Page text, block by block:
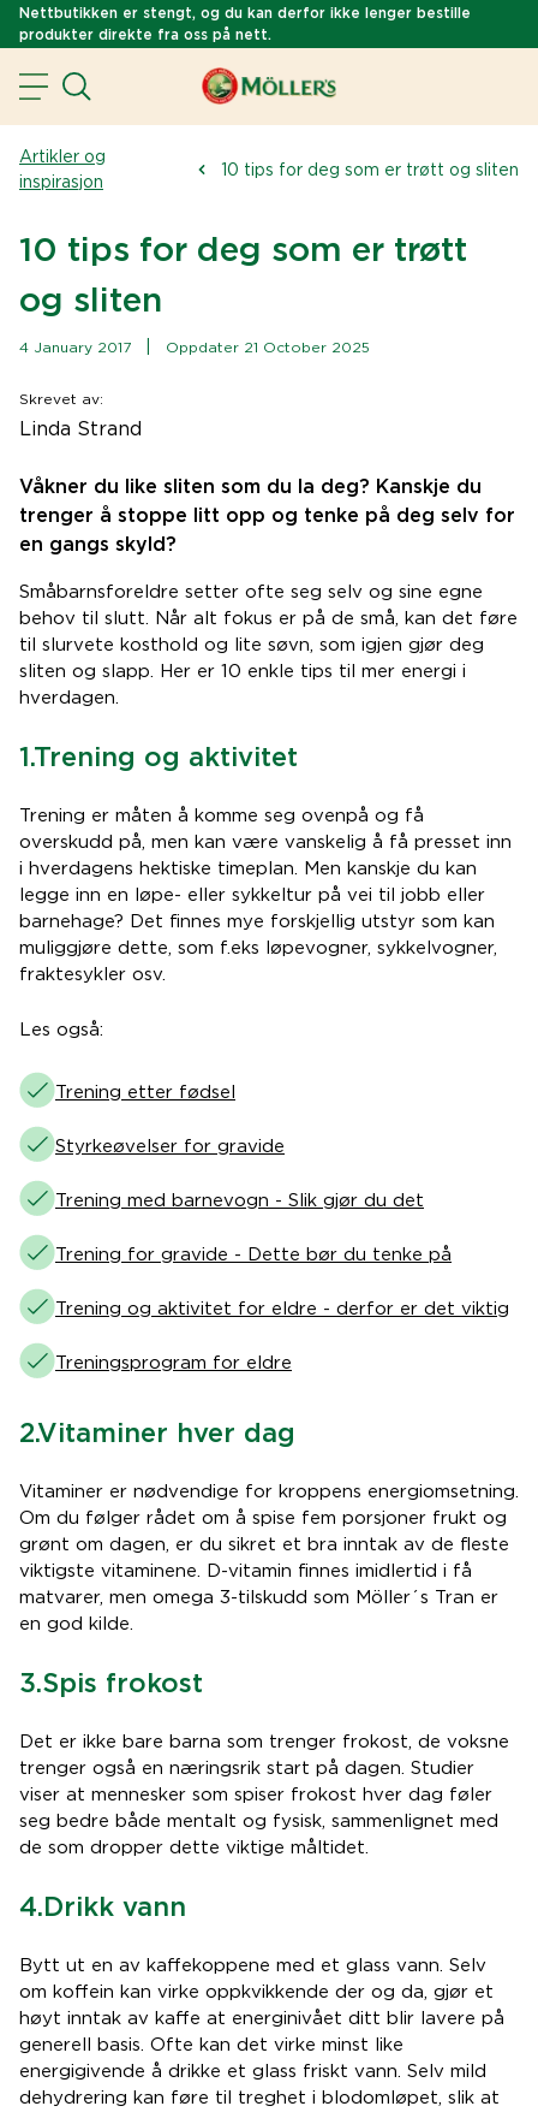
Nettbutikken er stengt, og du kan derfor ikke lenger bestille
produkter direkte fra oss på nett.
Artikler og
inspirasjon
10 tips for deg som er trøtt og sliten
10 tips for deg som er trøtt
og sliten
4 January 2017 Oppdater 21 October 2025
Skrevet av:
Linda Strand
Våkner du like sliten som du la deg? Kanskje du
trenger å stoppe litt opp og tenke på deg selv for
en gangs skyld?
Småbarnsforeldre setter ofte seg selv og sine egne
behov til slutt. Når alt fokus er på de små, kan det føre
til slurvete kosthold og lite søvn, som igjen gjør deg
sliten og slapp. Her er 10 enkle tips til mer energi i
hverdagen.
1.Trening og aktivitet
Trening er måten å komme seg ovenpå og få
overskudd på, men kan være vanskelig å få presset inn
i hverdagens hektiske timeplan. Men kanskje du kan
legge inn en løpe- eller sykkeltur på vei til jobb eller
barnehage? Det finnes mye forskjellig utstyr som kan
muliggjøre dette, som f.eks løpevogner, sykkelvogner,
fraktesykler osv.
Les også:
Trening etter fødsel
Styrkeøvelser for gravide
Trening med barnevogn - Slik gjør du det
Trening for gravide - Dette bør du tenke på
Trening og aktivitet for eldre - derfor er det viktig
Treningsprogram for eldre
2.Vitaminer hver dag
Vitaminer er nødvendige for kroppens energiomsetning.
Om du følger rådet om å spise fem porsjoner frukt og
grønt om dagen, er du sikret et bra inntak av de fleste
viktigste vitaminene. D-vitamin finnes imidlertid i få
matvarer, men omega 3-tilskudd som Möller´s Tran er
en god kilde.
3.Spis frokost
Det er ikke bare barna som trenger frokost, de voksne
trenger også en næringsrik start på dagen. Studier
viser at mennesker som spiser frokost hver dag føler
seg bedre både mentalt og fysisk, sammenlignet med
de som dropper dette viktige måltidet.
4.Drikk vann
Bytt ut en av kaffekoppene med et glass vann. Selv
om koffein kan virke oppkvikkende der og da, gjør et
høyt inntak av kaffe at energinivået ditt blir lavere på
generell basis. Ofte kan det virke minst like
energigivende å drikke et glass friskt vann. Selv mild
dehydrering kan føre til treghet i blodomløpet, slik at